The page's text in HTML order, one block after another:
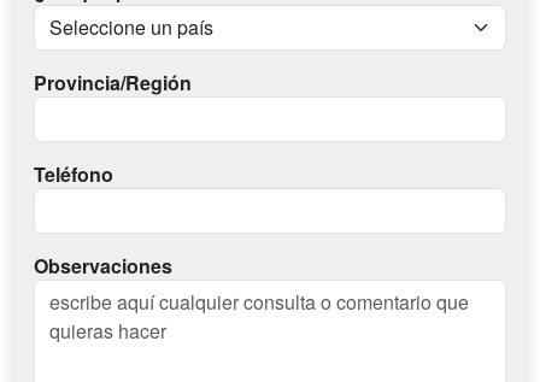
Provincia/Región
Teléfono
Observaciones